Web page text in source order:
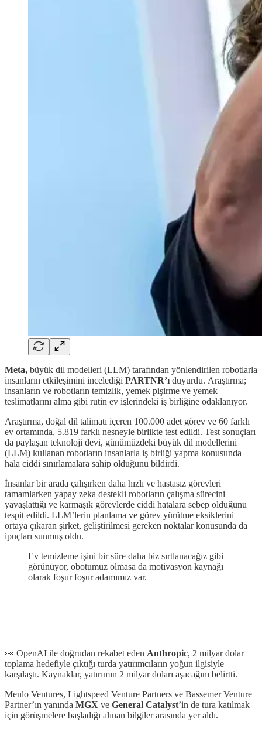
Meta, büyük dil modelleri (LLM) tarafından yönlendirilen robotlarla
insanların etkileşimini incelediği PARTNR’ı duyurdu. Araştırma;
insanların ve robotların temizlik, yemek pişirme ve yemek
teslimatlarını alma gibi rutin ev işlerindeki iş birliğine odaklanıyor.
Araştırma, doğal dil talimatı içeren 100.000 adet görev ve 60 farklı
ev ortamında, 5.819 farklı nesneyle birlikte test edildi. Test sonuçları
da paylaşan teknoloji devi, günümüzdeki büyük dil modellerini
(LLM) kullanan robotların insanlarla iş birliği yapma konusunda
hala ciddi sınırlamalara sahip olduğunu bildirdi.
İnsanlar bir arada çalışırken daha hızlı ve hastasız görevleri
tamamlarken yapay zeka destekli robotların çalışma sürecini
yavaşlattığı ve karmaşık görevlerde ciddi hatalara sebep olduğunu
tespit edildi. LLM’lerin planlama ve görev yürütme eksiklerini
ortaya çıkaran şirket, geliştirilmesi gereken noktalar konusunda da
ipuçları sunmuş oldu.
Ev temizleme işini bir süre daha biz sırtlanacağız gibi
görünüyor, obotumuz olmasa da motivasyon kaynağı
olarak foşur foşur adamımız var.
👀 OpenAI ile doğrudan rekabet eden Anthropic, 2 milyar dolar
toplama hedefiyle çıktığı turda yatırımcıların yoğun ilgisiyle
karşılaştı. Kaynaklar, yatırımın 2 milyar doları aşacağını belirtti.
Menlo Ventures, Lightspeed Venture Partners ve Bassemer Venture
Partner’ın yanında MGX ve General Catalyst’in de tura katılmak
için görüşmelere başladığı alınan bilgiler arasında yer aldı.